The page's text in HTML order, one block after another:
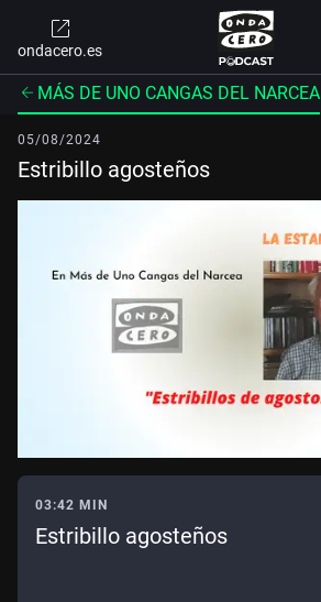
ondacero.es
MÁS DE UNO CANGAS DEL NARCEA
05/08/2024
Estribillo agosteños
03:42 MIN
Estribillo agosteños